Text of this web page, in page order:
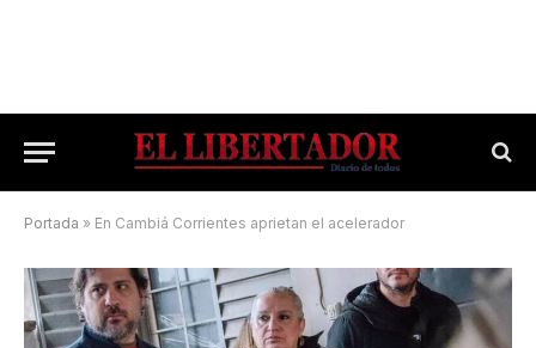
Portada » En Cambiá Corrientes aprietan el acelerador